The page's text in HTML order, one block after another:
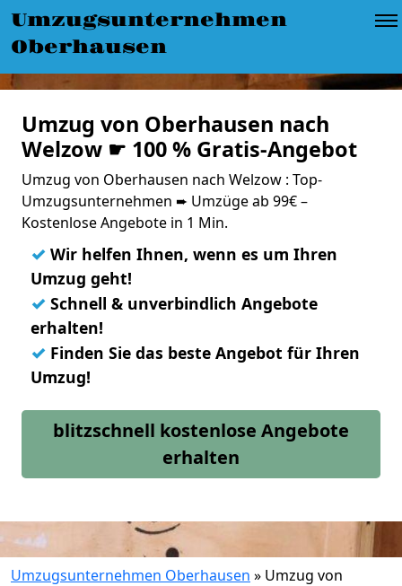
Umzugsunternehmen
Oberhausen
Umzug von Oberhausen nach
Welzow ☛ 100 % Gratis-Angebot
Umzug von Oberhausen nach Welzow : Top-
Umzugsunternehmen ➨ Umzüge ab 99€ –
Kostenlose Angebote in 1 Min.
✓ Wir helfen Ihnen, wenn es um Ihren
Umzug geht!
✓ Schnell & unverbindlich Angebote
erhalten!
✓ Finden Sie das beste Angebot für Ihren
Umzug!
blitzschnell kostenlose Angebote
erhalten
Umzugsunternehmen Oberhausen » Umzug von